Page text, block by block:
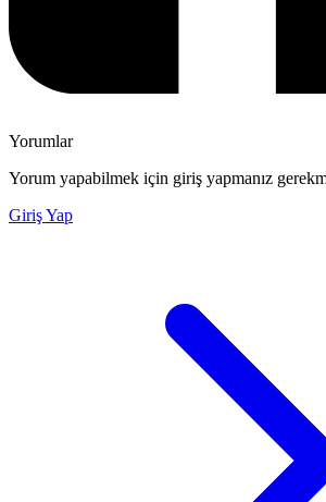
Yorumlar
Yorum yapabilmek için giriş yapmanız
Giriş Yap